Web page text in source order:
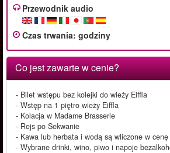
Przewodnik audio
Czas trwania: godziny
Co jest zawarte w cenie?
- Bilet wstępu bez kolejki do wieży Eiffla
- Wstęp na 1 piętro wieży Eiffla
- Kolacja w Madame Brasserie
- Rejs po Sekwanie
- Kawa lub herbata i wodą są wliczone w
- Wybrane drinki, wino, piwo i napoje